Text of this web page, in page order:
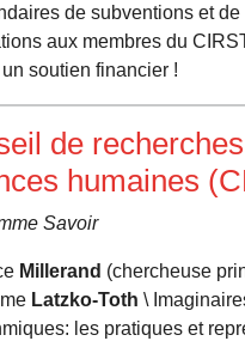
de subventions et de
aux membres du
soutien financier !
de
humaines
Savoir
Millerand (chercheuse
Latzko-Toth \
les pratiques et